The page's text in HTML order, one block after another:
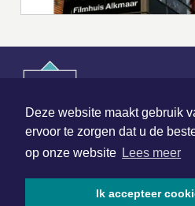
Deze website maakt gebruik
ervoor te zorgen dat u de
op onze website Lees meer
Ik accepteer
Hoofdvestiging:
1701 BZ Heerhugowaard